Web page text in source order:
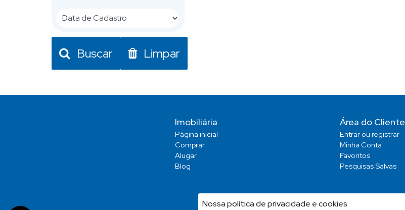
Nossa política de privacidade e cookies
Buscar Limpar
Imobiliária
Página inicial
Comprar
Alugar
Blog
Área do Cliente
Entrar ou registrar
Minha Conta
Favoritos
Pesquisas Salvas